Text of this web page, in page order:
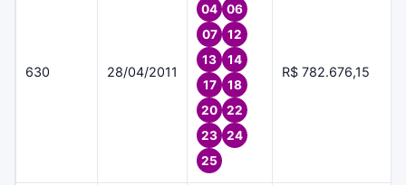
630 28/04/2011
04
06
07
12
13
14
17
18
20
22
23
24
25
R$ 782.676,15